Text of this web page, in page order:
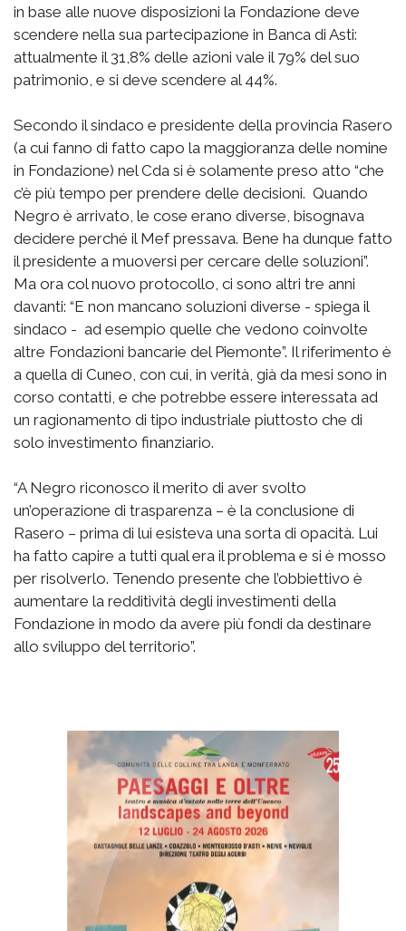
in base alle nuove disposizioni la Fondazione deve
scendere nella sua partecipazione in Banca di Asti:
attualmente il 31,8% delle azioni vale il 79% del suo
patrimonio, e si deve scendere al 44%.
Secondo il sindaco e presidente della provincia Rasero
(a cui fanno di fatto capo la maggioranza delle nomine
in Fondazione) nel Cda si è solamente preso atto “che
c’è più tempo per prendere delle decisioni. Quando
Negro è arrivato, le cose erano diverse, bisognava
decidere perché il Mef pressava. Bene ha dunque fatto
il presidente a muoversi per cercare delle soluzioni”.
Ma ora col nuovo protocollo, ci sono altri tre anni
davanti: “E non mancano soluzioni diverse - spiega il
sindaco - ad esempio quelle che vedono coinvolte
altre Fondazioni bancarie del Piemonte”. Il riferimento è
a quella di Cuneo, con cui, in verità, già da mesi sono in
corso contatti, e che potrebbe essere interessata ad
un ragionamento di tipo industriale piuttosto che di
solo investimento finanziario.
“A Negro riconosco il merito di aver svolto
un’operazione di trasparenza – è la conclusione di
Rasero – prima di lui esisteva una sorta di opacità. Lui
ha fatto capire a tutti qual era il problema e si è mosso
per risolverlo. Tenendo presente che l’obbiettivo è
aumentare la redditività degli investimenti della
Fondazione in modo da avere più fondi da destinare
allo sviluppo del territorio”.